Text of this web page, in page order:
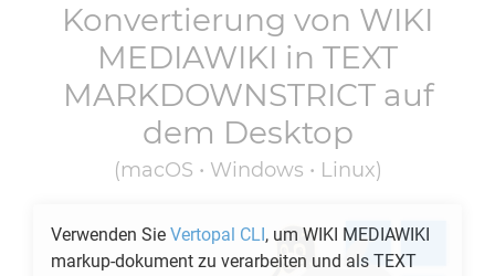
Konvertierung von WIKI
MEDIAWIKI in TEXT
MARKDOWNSTRICTauf
dem Desktop
(macOS • Windows • Linux)
Verwenden Sie Vertopal CLI, um WIKI MEDIAWIKI
markup-dokument zu verarbeiten und als TEXT